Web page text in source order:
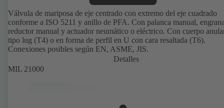
Válvula de mariposa de eje centrado con extremo del eje cuadrado
conforme a ISO 5211 y anillo de PFA. Con palanca manual,
reductor manual y actuador neumático o eléctrico. Con cuerpo
tipo lug (T4) o en forma de perfil en U con cara resaltada (T6).
Conexiones posibles según EN, ASME, JIS.
Detalles
MIL 21000